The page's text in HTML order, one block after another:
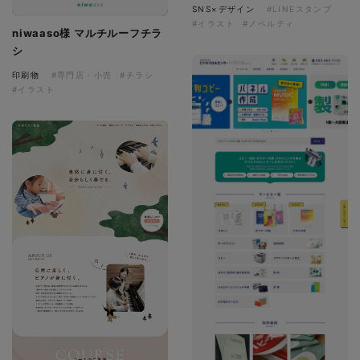
niwaaso様 マルチルーフチラ
シ
印刷物 #専門店・小売
#チラシ
#イラスト
SNS×デザイン
#LINEスタンプ
#イラスト
#ノベルティ